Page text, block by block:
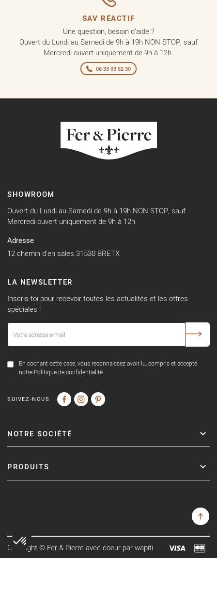
SAV RÉACTIF
Une question, besoin d’aide ?
Ouvert du Lundi au Samedi de 9h à 19h NON STOP, sauf
Mercredi ouvert uniquement de 9h à 12h.
06 33 03 52 30
SHOWROOM
Ouvert du Lundi au Samedi de 9h à 19h NON STOP, sauf
Mercredi ouvert uniquement de 9h à 12h
Adresse
12 chemin d'en sales 31530 BRETX
LA NEWSLETTER
Inscris-toi pour recevoir toutes les actualités et les offres
spéciales !
En cochant cette case, vous reconnaissez avoir lu, compris et accepté
notre Politique de confidentialité.
SUIVEZ-NOUS
NOTRE SOCIÉTÉ
PRODUITS
Copyright © Fer & Pierre avec coeur par wapiti